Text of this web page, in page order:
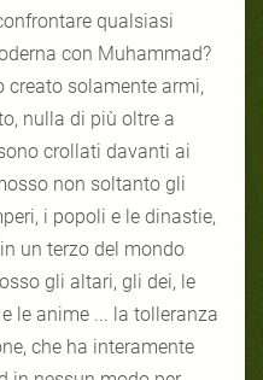
qualsiasi
con Muhammad?
solamente armi,
nulla di più oltre a
crollati davanti ai
non soltanto gli
i popoli e le dinastie,
un terzo del mondo
gli altari, gli dei, le
le anime ... la tolleranza
che ha interamente